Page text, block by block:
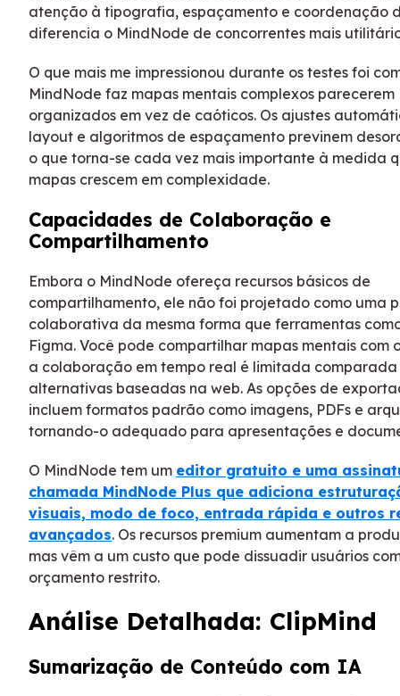
atenção à tipografia, espaçamento e coordenação
diferencia o MindNode de concorrentes mais
O que mais me impressionou durante os testes foi
MindNode faz mapas mentais complexos parecerem
organizados em vez de caóticos. Os ajustes
layout e algoritmos de espaçamento previnem
o que torna-se cada vez mais importante à medida
mapas crescem em complexidade.
Capacidades de Colaboração e
Compartilhamento
Embora o MindNode ofereça recursos básicos de
compartilhamento, ele não foi projetado como uma
colaborativa da mesma forma que ferramentas
Figma. Você pode compartilhar mapas mentais com
a colaboração em tempo real é limitada
alternativas baseadas na web. As opções de
incluem formatos padrão como imagens, PDFs e
tornando-o adequado para apresentações e
O MindNode tem um editor gratuito e uma
chamada MindNode Plus que adiciona
visuais, modo de foco, entrada rápida e outros
avançados. Os recursos premium aumentam a
mas vêm a um custo que pode dissuadir usuários
orçamento restrito.
Análise Detalhada: ClipMind
Sumarização de Conteúdo com IA